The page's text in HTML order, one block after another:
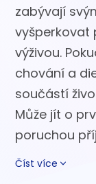
zabývají
vyšperkovat
výživou.
chování a
součástí
Může jít o
poruchou
Číst více